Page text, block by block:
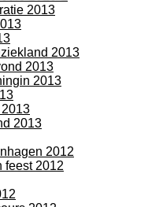
2013
2013
2013
2013
2013
2012
feest 2012